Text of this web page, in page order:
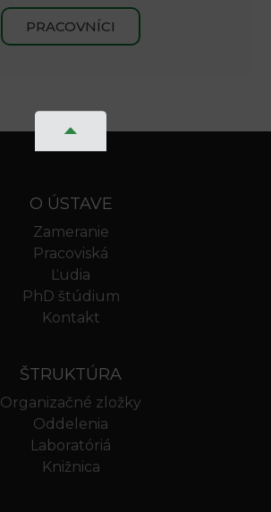
PRACOVNÍCI
O ÚSTAVE
Zameranie
Pracoviská
Ľudia
PhD štúdium
Kontakt
ŠTRUKTÚRA
Organizačné zložky
Oddelenia
Laboratóriá
Knižnica